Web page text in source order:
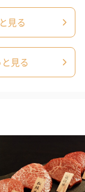
見る
見る